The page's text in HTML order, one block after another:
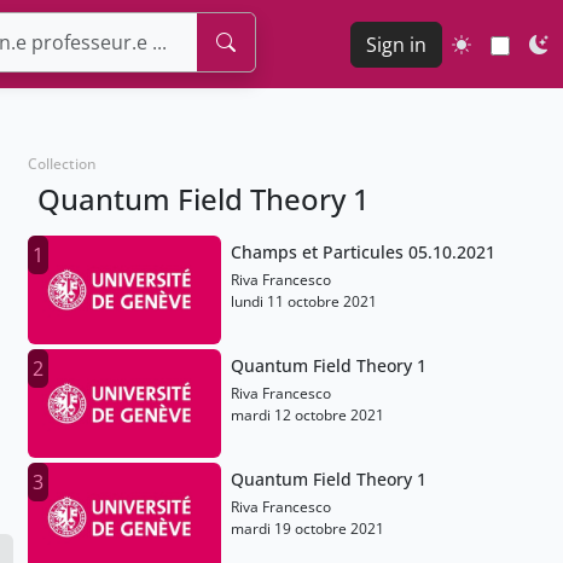
Sign in
Collection
Quantum Field Theory 1
1 Champs et Particules 05.10.2021
Riva Francesco
lundi 11 octobre 2021
2 Quantum Field Theory 1
Riva Francesco
mardi 12 octobre 2021
3 Quantum Field Theory 1
Riva Francesco
mardi 19 octobre 2021